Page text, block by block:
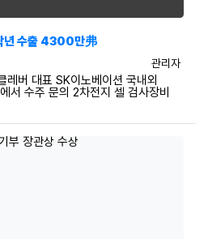
년 수출 4300만弗
등록자
관리자
버 대표 SK이노베이션 국내외
서 수주 문의 2차전지 셀 검사장비